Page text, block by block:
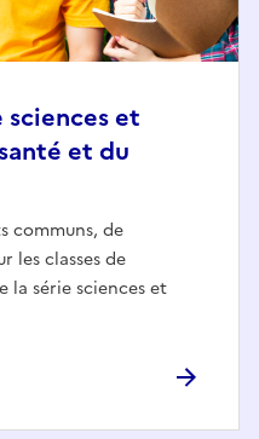
sciences et
et du
communs, de
les classes de
la série sciences et